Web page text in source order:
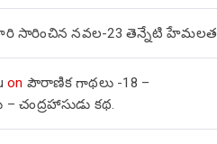
సారించిన నవల-23 తెన్నేటి హేమలత
on పౌరాణిక గాథలు -18 –
చంద్రహాసుడు కథ.